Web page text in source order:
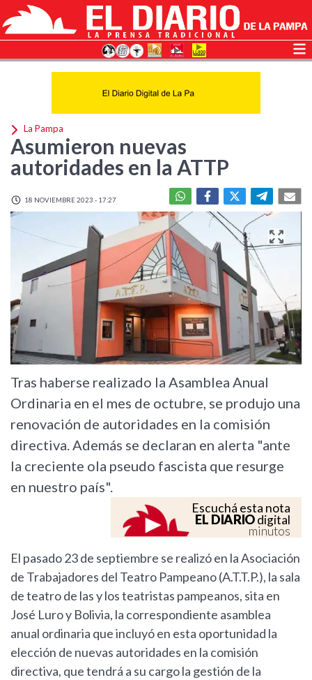
La Pampa
Asumieron nuevas
autoridades en la ATTP
18 NOVIEMBRE 2023 - 17:27
Tras haberse realizado la Asamblea Anual
Ordinaria en el mes de octubre, se produjo una
renovación de autoridades en la comisión
directiva. Además se declaran en alerta "ante
la creciente ola pseudo fascista que resurge
en nuestro país".
Escuchá esta nota
EL DIARIOdigital
minutos
El pasado 23 de septiembre se realizó en la Asociación
de Trabajadores del Teatro Pampeano (A.T.T.P.), la sala
de teatro de las y los teatristas pampeanos, sita en
José Luro y Bolivia, la correspondiente asamblea
anual ordinaria que incluyó en esta oportunidad la
elección de nuevas autoridades en la comisión
directiva, que tendrá a su cargo la gestión de la